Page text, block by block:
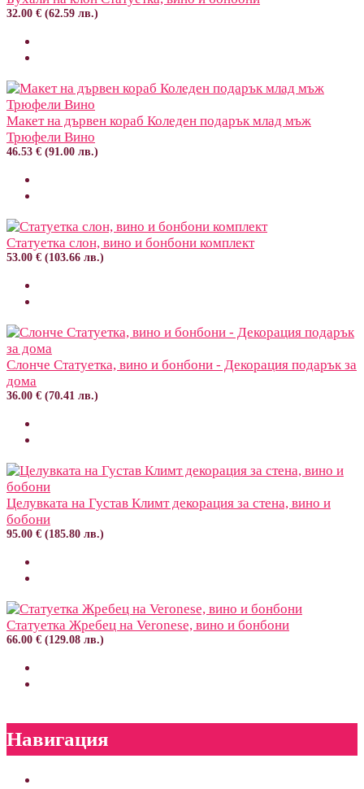
32.00 € (62.59 лв.)
Макет на дървен кораб Коледен подарък млад мъж
Трюфели Вино
46.53 € (91.00 лв.)
Статуетка слон, вино и бонбони комплект
53.00 € (103.66 лв.)
Слонче Статуетка, вино и бонбони - Декорация подарък за
дома
36.00 € (70.41 лв.)
Целувката на Густав Климт декорация за стена, вино и
бобони
95.00 € (185.80 лв.)
Статуетка Жребец на Veronese, вино и бонбони
66.00 € (129.08 лв.)
Навигация